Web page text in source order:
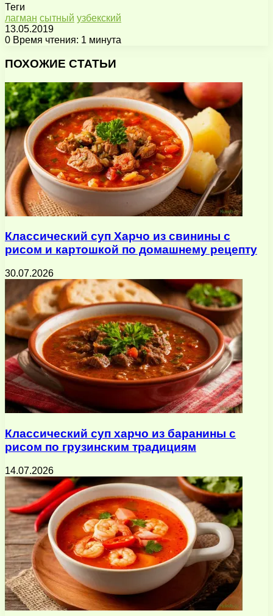
Теги
лагман сытный узбекский
13.05.2019
0 Время чтения: 1 минута
через
почту
ПОХОЖИЕ СТАТЬИ
Классический суп Харчо из свинины с
рисом и картошкой по домашнему рецепту
30.07.2026
Классический суп харчо из баранины с
рисом по грузинским традициям
14.07.2026